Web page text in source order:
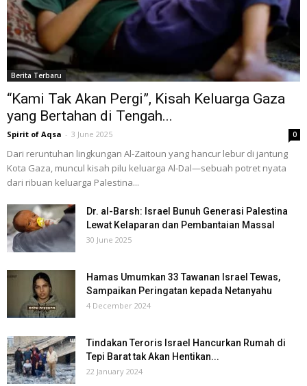
Berita Terbaru
“Kami Tak Akan Pergi”, Kisah Keluarga Gaza
yang Bertahan di Tengah...
Spirit of Aqsa - 3 June 2025 0
Dari reruntuhan lingkungan Al-Zaitoun yang hancur lebur di jantung
Kota Gaza, muncul kisah pilu keluarga Al-Dal—sebuah potret nyata
dari ribuan keluarga Palestina...
Dr. al-Barsh: Israel Bunuh Generasi Palestina
Lewat Kelaparan dan Pembantaian Massal
30 June 2025
Hamas Umumkan 33 Tawanan Israel Tewas,
Sampaikan Peringatan kepada Netanyahu
4 December 2024
Tindakan Teroris Israel Hancurkan Rumah di
Tepi Barat tak Akan Hentikan...
22 January 2024